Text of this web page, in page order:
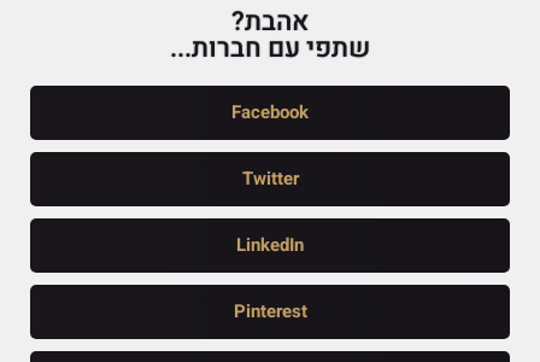
אהבת?
שתפי עם חברות...
Facebook
Twitter
LinkedIn
Pinterest